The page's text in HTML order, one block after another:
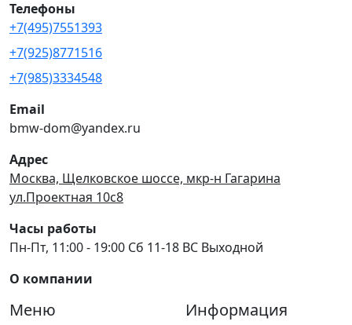
Телефоны
+7(495)7551393
+7(925)8771516
+7(985)3334548
Email
bmw-dom@yandex.ru
Адрес
Москва, Щелковское шоссе, мкр-н Гагарина
ул.Проектная 10с8
Часы работы
Пн-Пт, 11:00 - 19:00 Сб 11-18 ВС Выходной
О компании
Меню Информация